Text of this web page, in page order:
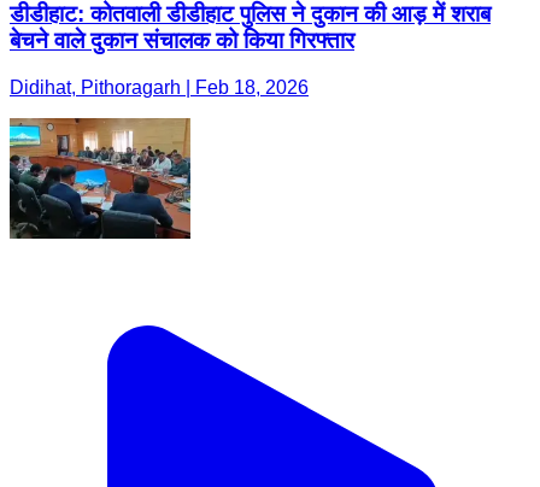
डीडीहाट: कोतवाली डीडीहाट पुलिस ने दुकान की आड़ में शराब
बेचने वाले दुकान संचालक को किया गिरफ्तार
Didihat, Pithoragarh | Feb 18, 2026